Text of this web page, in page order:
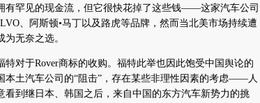
罕见的现金流，但它很快花掉了这些钱——这家汽车公司
、阿斯顿•马丁以及路虎等品牌，然而当北美市场持续遭
无奈之选。
对于Rover商标的收购。福特此举也因此饱受中国舆论的
本土汽车公司的“阻击”，存在某些非理性因素的考虑——人
看到继日本、韩国之后，来自中国的东方汽车新势力的挑